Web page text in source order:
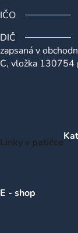
IČO
DIČ
zapsaná v
C, vložka 130754
Linky v patičce
E - shop